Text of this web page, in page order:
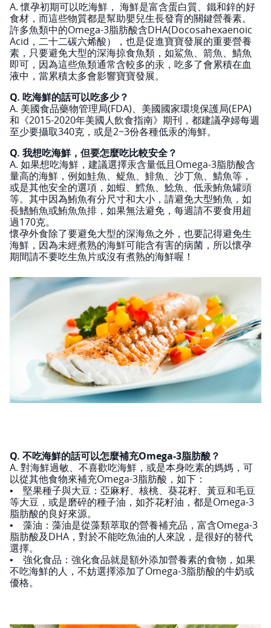
A. 懷孕初期可以吃海鮮， 海鮮是富含蛋白質、鐵和鋅的好
食材，而這些物質都是幫助嬰兒生長發育的關鍵營養素。
許多魚類中的Omega-3脂肪酸含DHA(Docosahexaenoic
Acid，二十二碳六烯酸），也是促進寶寶發展的重要營養
素，只要避免大型的深海掠食魚類，如鯊魚、箭魚、鯖魚
即可，因為這些魚類通常含較多的汞，吃多了會累積在血
液中，當累積太多會影響寶寶發展。
Q. 吃海鮮的話可以吃多少？
A. 美國食品藥物管理局(FDA)、美國國家環境保護局(EPA)
和《2015-2020年美國人飲食指南》期刊，都建議孕婦每週
至少要攝取340克，或是2~3份各種低汞的海鮮。
Q. 我想吃海鮮，但要怎麼吃比較安全？
A. 如果想吃海鮮，建議選擇汞含量低且Omega-3脂肪酸含
量高的海鮮，例如鮭魚、鳀魚、鯡魚、沙丁魚、鯖魚等，
或是其他安全的選項，如蝦、鱈魚、鯰魚、低汞鮪魚罐頭
等。其中因為鮪魚有分尺寸和大小，請避免大型鮪魚，如
長鰭鮪魚或鮪魚魚排，如果無法避免，每週請不要食用超
過170克。
懷孕外食除了要避免大型的深海魚之外，也要記得避免生
海鮮，因為未經煮熟的海鮮可能含有害的病菌，所以懷孕
期間請不要吃生魚片或沒有煮熟的海鮮喔！
Q. 不吃海鮮的話可以怎麼補充Omega-3脂肪酸？
A. 對海鮮過敏、不喜歡吃海鮮，或是本身吃素的媽媽，可
以從其他食物來補充Omega-3脂肪酸，如下：
• 堅果種子與大豆：亞麻籽、核桃、葵花籽、黃豆和毛豆
等大豆，或是磨碎的種子油，如芥花籽油，都是Omega-3
脂肪酸的良好來源。
• 藻油：藻油是從藻類萃取的營養補充品，富含Omega-3
脂肪酸及DHA，對於不能吃魚油的人來說，是很好的替代
選擇。
• 強化食品：強化食品就是額外添加營養素的食物，如果
不吃海鮮的人，不妨選擇添加了Omega-3脂肪酸的牛奶或
優格。